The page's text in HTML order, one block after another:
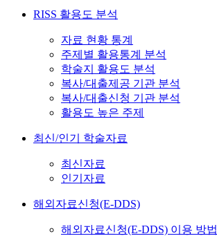
RISS 활용도 분석
자료 현황 통계
주제별 활용통계 분석
학술지 활용도 분석
복사/대출제공 기관 분석
복사/대출신청 기관 분석
활용도 높은 주제
최신/인기 학술자료
최신자료
인기자료
해외자료신청(E-DDS)
해외자료신청(E-DDS) 이용 방법